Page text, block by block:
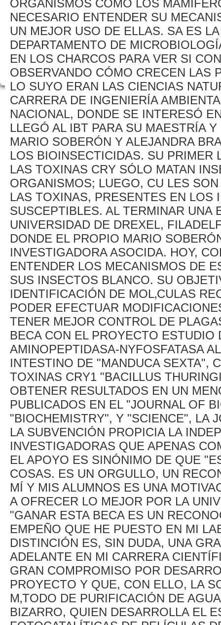
ORGANISMOS COMO LOS
NECESARIO ENTENDER SU
UN MEJOR USO DE ELLAS. SA ES
DEPARTAMENTO DE
EN LOS CHARCOS PARA VER SI
OBSERVANDO CÓMO CRECEN LAS
LO SUYO ERAN LAS CIENCIAS
CARRERA DE INGENIERÍA
NACIONAL, DONDE SE INTERESÓ
LLEGÓ AL IBT PARA SU MAESTRÍA
MARIO SOBERÓN Y ALEJANDRA
LOS BIOINSECTICIDAS. SU PRIMER
LAS TOXINAS CRY SÓLO MATAN
ORGANISMOS; LUEGO, CU LES
LAS TOXINAS, PRESENTES EN LOS
SUSCEPTIBLES. AL TERMINAR UNA
UNIVERSIDAD DE DREXEL,
DONDE EL PROPIO MARIO
INVESTIGADORA ASOCIDA. HOY,
ENTENDER LOS MECANISMOS DE
SUS INSECTOS BLANCO. SU
IDENTIFICACIÓN DE MOL‚CULAS
PODER EFECTUAR
TENER MEJOR CONTROL DE
BECA CON EL PROYECTO ESTUDIO
AMINOPEPTIDASA-NYFOSFATASA
INTESTINO DE "MANDUCA SEXTA",
TOXINAS CRY1 "BACILLUS
OBTENER RESULTADOS EN UN
PUBLICADOS EN EL "JOURNAL OF
"BIOCHEMISTRY", Y "SCIENCE", LA
LA SUBVENCIÓN PROPICIA LA
INVESTIGADORAS QUE APENAS
EL APOYO ES SINÓNIMO DE QUE
COSAS. ES UN ORGULLO, UN
MÍ Y MIS ALUMNOS ES UNA
A OFRECER LO MEJOR POR LA
"GANAR ESTA BECA ES UN
EMPEÑO QUE HE PUESTO EN MI
DISTINCIÓN ES, SIN DUDA, UNA
ADELANTE EN MI CARRERA
GRAN COMPROMISO POR
PROYECTO Y QUE, CON ELLO, LA
M‚TODO DE PURIFICACIÓN DE
BIZARRO, QUIEN DESARROLLA EL